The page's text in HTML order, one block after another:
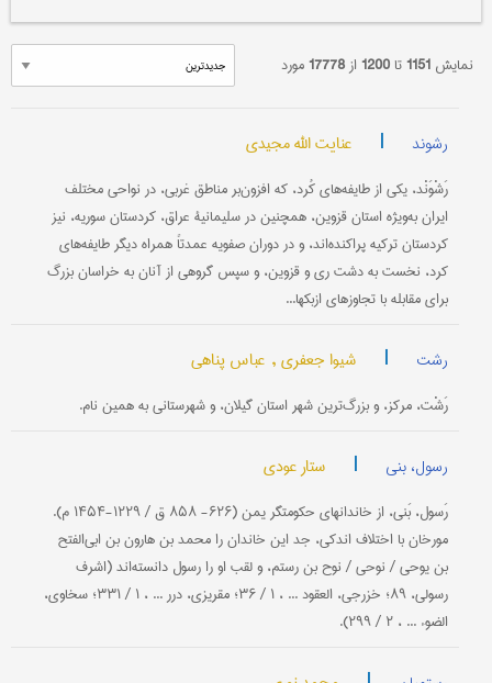
نمایش 1151تا1200 از17778مورد
رشوند | عنایت الله مجیدی
رَشْوَنْد، یکی از طایفه‌های کُرد، که افزون‌بر مناطق غربی، در نواحی مختلف
ایران به‌ویژه استان قزوین، همچنین در سلیمانیۀ عراق، کردستان سوریه، نیز
کردستان ترکیه پراکنده‌اند، و در دوران صفویه عمدتاً همراه دیگر طایفه‌های
کرد، نخست به دشت ری و قزوین، و سپس گروهی از آنان به خراسان بزرگ
برای مقابله با تجاوزهای ازبکها...
رشت | شیوا جعفری , عباس پناهی
رَشْت، مرکز، و بزرگ‌ترین شهر استان گیلان، و شهرستانی به همین نام.
رسول، بنی | ستار عودی
رَسول، بَنی، از خاندانهای حکومتگر یمن (۶۲۶- ۸۵۸ ق / ۱۲۲۹-۱۴۵۴ م).
مورخان با اختلاف اندکی، جد این خاندان را محمد بن هارون بن ابی‌الفتح
بن یوحی / نوحی / نوح بن رستم، و لقب او را رسول دانسته‌اند (اشرف
رسولی، ۸۹؛ خزرجی، العقود ... ، ۱ / ۳۶؛ مقریزی، درر ... ، ۱ / ۳۳۱؛ سخاوی،
الضوء ... ، ۲ / ۲۹۹).